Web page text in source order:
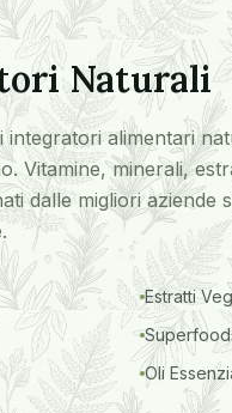
Naturali
integratori alimentari
Vitamine, minerali,
dalle migliori aziende
Estratti
Oli